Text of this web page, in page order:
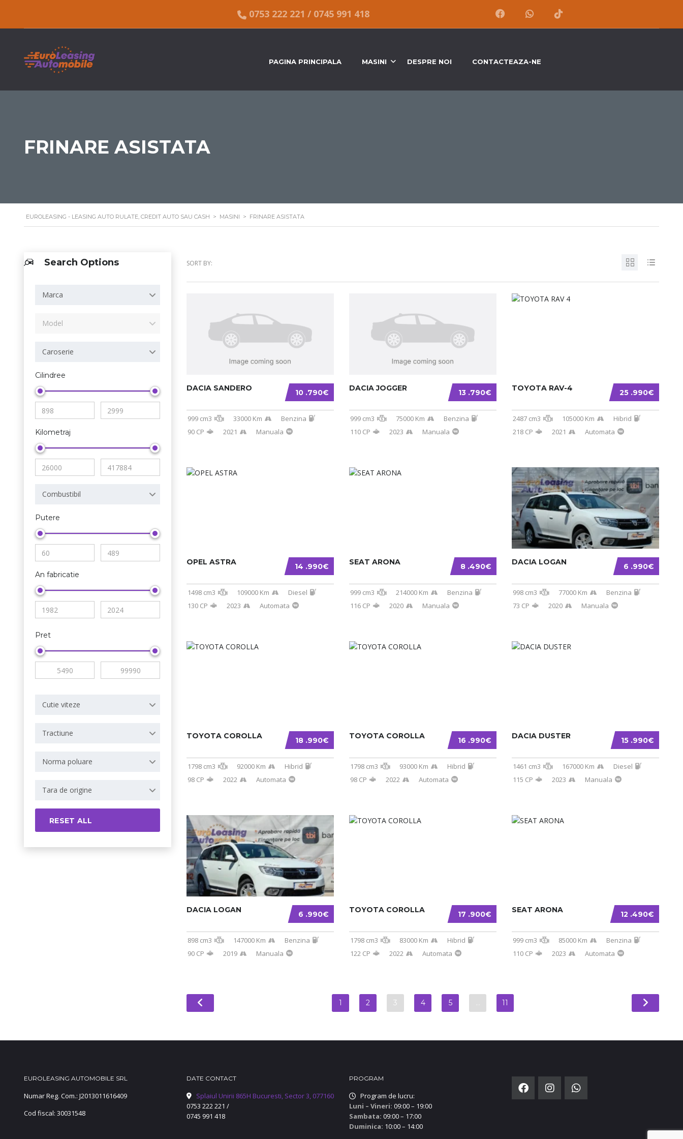
0753 222 221 / 0745 991 418
PAGINA PRINCIPALA MASINI DESPRE NOI CONTACTEAZA-NE
FRINARE ASISTATA
EUROLEASING - LEASING AUTO RULATE, CREDIT AUTO SAU CASH > MASINI > FRINARE ASISTATA
Search Options
Marca
Model
Caroserie
Cilindree
Kilometraj
Combustibil
Putere
An fabricatie
Pret
Cutie viteze
Tractiune
Norma poluare
Tara de origine
RESET ALL
SORT BY:
10 .790€
DACIA SANDERO
999 cm3 33000 Km
Benzina
90 CP
2021 Manuala
13 .790€
DACIA JOGGER
999 cm3 75000 Km
Benzina
110 CP
2023 Manuala
25 .990€
TOYOTA RAV-4
2487 cm3 105000 Km
Hibrid
218 CP
2021 Automata
14 .990€
OPEL ASTRA
1498 cm3 109000 Km
Diesel
130 CP
2023 Automata
8 .490€
SEAT ARONA
999 cm3 214000 Km
Benzina
116 CP
2020 Manuala
6 .990€
DACIA LOGAN
998 cm3 77000 Km
Benzina
73 CP
2020 Manuala
18 .990€
TOYOTA COROLLA
1798 cm3 92000 Km
Hibrid
98 CP
2022 Automata
16 .990€
TOYOTA COROLLA
1798 cm3 93000 Km
Hibrid
98 CP
2022 Automata
15 .990€
DACIA DUSTER
1461 cm3 167000 Km
Diesel
115 CP
2023 Manuala
6 .990€
DACIA LOGAN
898 cm3 147000 Km
Benzina
90 CP
2019 Manuala
17 .900€
TOYOTA COROLLA
1798 cm3 83000 Km
Hibrid
122 CP
2022 Automata
12 .490€
SEAT ARONA
999 cm3 85000 Km
Benzina
110 CP
2023 Automata
1 2 3 4 5 … 11
EUROLEASING AUTOMOBILE SRL
Numar Reg. Com.: J2013011616409
Cod fiscal: 30031548
DATE CONTACT
Splaiul Unirii 865H Bucuresti, Sector 3, 077160
0753 222 221 /
0745 991 418
PROGRAM
Program de lucru:
Luni – Vineri: 09:00 – 19:00
Sambata: 09:00 – 17:00
Duminica: 10:00 – 14:00